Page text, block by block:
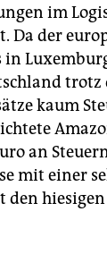
im
der
trotz
kaum
an
mit einer
den